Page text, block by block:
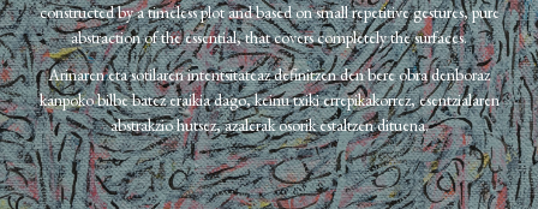
constructed by a timeless plot and based on small repetitive gestures, pure
abstraction of the essential, that covers completely the surfaces.
Arinaren eta sotilaren intentsitateaz definitzen den bere obra denboraz
kanpoko bilbe batez eraikia dago, keinu txiki errepikakorrez, esentzialaren
abstrakzio hutsez, azalerak osorik estaltzen dituena.